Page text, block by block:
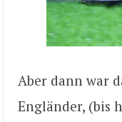
Aber dann war
Engländer, (bis